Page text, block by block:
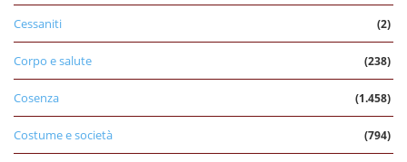
Cessaniti (2)
Corpo e salute (238)
Cosenza (1.458)
Costume e società (794)